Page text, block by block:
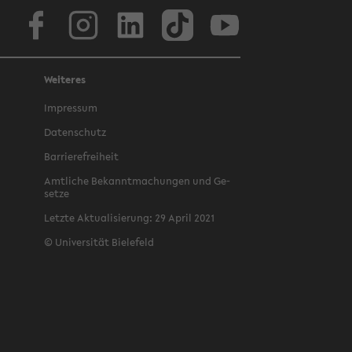
Face­book
Weiteres
Im­pres­sum
Da­ten­schutz
Bar­rie­re­frei­heit
Amt­li­che Be­kannt­ma­chun­gen und Ge­
set­ze
Letz­te Ak­tua­li­sie­rung: 29 April 2021
© Uni­ver­si­tät Bie­le­feld